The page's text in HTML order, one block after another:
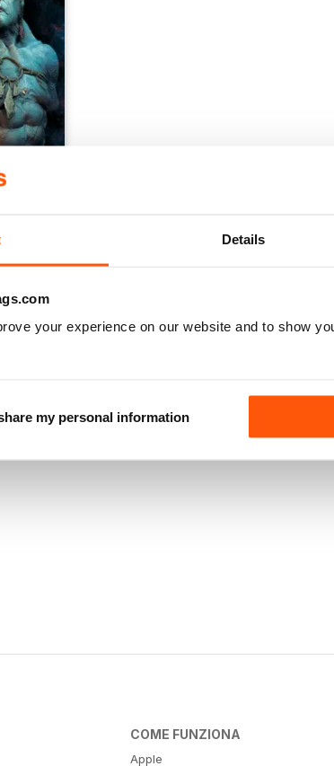
Details
your experience on our website and to show
my personal information
02
COME FUNZIONA
Apple